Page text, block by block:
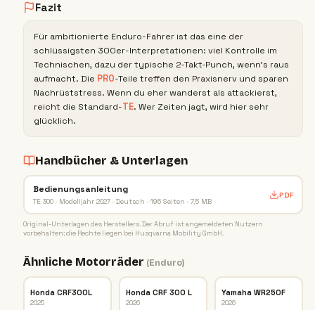
Fazit
Für ambitionierte Enduro-Fahrer ist das eine der
schlüssigsten 300er-Interpretationen: viel Kontrolle im
Technischen, dazu der typische 2‑Takt‑Punch, wenn’s raus
aufmacht. Die PRO-Teile treffen den Praxisnerv und sparen
Nachrüststress. Wenn du eher wanderst als attackierst,
reicht die Standard-TE. Wer Zeiten jagt, wird hier sehr
glücklich.
Handbücher & Unterlagen
Bedienungsanleitung
TE 300 · Modelljahr 2027 · Deutsch · 196 Seiten · 7,5 MB
PDF
Original-Unterlagen des Herstellers. Der Abruf ist angemeldeten Nutzern
vorbehalten; die Rechte liegen bei Husqvarna Mobility GmbH.
Ähnliche Motorräder (Enduro)
Honda CRF300L
2025
Honda CRF 300 L
2026
Yamaha WR250F
2026